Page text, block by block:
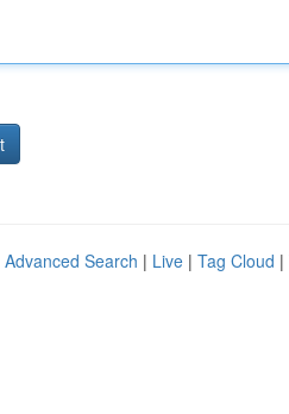
Advanced Search | Live | Tag Cloud |